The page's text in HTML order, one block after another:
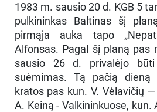
1983 m. sausio 20 d. KGB 5
pulkininkas Baltinas šį
pirmąja auka tapo
Alfonsas. Pagal šį planą pas
sausio 26 d. privalėjo
suėmimas. Tą pačią dieną
kratos pas kun. V. Vėlavičių
A. Keiną - Valkininkuose, kun.